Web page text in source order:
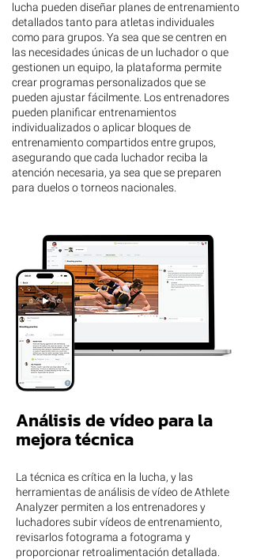
lucha pueden diseñar planes de entrenamiento
detallados tanto para atletas individuales
como para grupos. Ya sea que se centren en
las necesidades únicas de un luchador o que
gestionen un equipo, la plataforma permite
crear programas personalizados que se
pueden ajustar fácilmente. Los entrenadores
pueden planificar entrenamientos
individualizados o aplicar bloques de
entrenamiento compartidos entre grupos,
asegurando que cada luchador reciba la
atención necesaria, ya sea que se preparen
para duelos o torneos nacionales.
Análisis de vídeo para la
mejora técnica
La técnica es crítica en la lucha, y las
herramientas de análisis de vídeo de Athlete
Analyzer permiten a los entrenadores y
luchadores subir vídeos de entrenamiento,
revisarlos fotograma a fotograma y
proporcionar retroalimentación detallada.